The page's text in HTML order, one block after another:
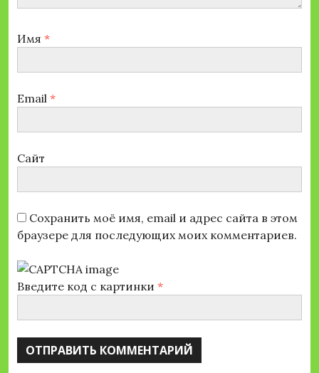
Имя *
Email *
Сайт
Сохранить моё имя, email и адрес сайта в этом
браузере для последующих моих комментариев.
Введите код с картинки *